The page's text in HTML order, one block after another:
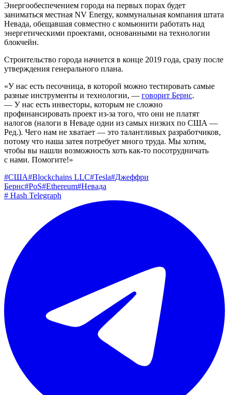
Энергообеспечением города на первых порах будет
заниматься местная NV Energy, коммунальная компания штата
Невада, обещавшая совместно с комьюнити работать над
энергетическими проектами, основанными на технологии
блокчейн.
Строительство города начнется в конце 2019 года, сразу после
утверждения генерального плана.
«У нас есть песочница, в которой можно тестировать самые
разные инструменты и технологии, — говорит Бернс.
— У нас есть инвесторы, которым не сложно
профинансировать проект из-за того, что они не платят
налогов (налоги в Неваде одни из самых низких по США —
Ред.). Чего нам не хватает — это талантливых разработчиков,
потому что наша затея потребует много труда. Мы хотим,
чтобы вы нашли возможность хоть как-то посотрудничать
с нами. Помогите!»
#США#Blockchains LLC#Tesla#Джеффри
Бернс#PoS#Ethereum#Невада
# Hash Telegraph